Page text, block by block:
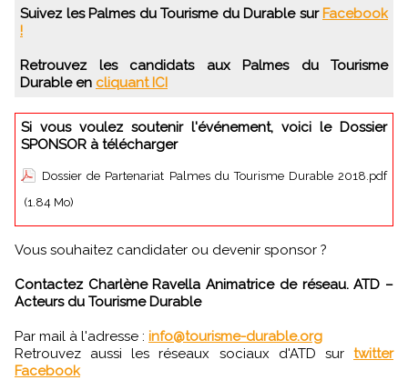
Suivez les Palmes du Tourisme du Durable sur Facebook
!
Retrouvez les candidats aux Palmes du Tourisme
Durable en cliquant ICI
Si vous voulez soutenir l'événement, voici le Dossier
SPONSOR à télécharger
Dossier de Partenariat Palmes du Tourisme Durable 2018.pdf
(1.84 Mo)
Vous souhaitez candidater ou devenir sponsor ?
Contactez Charlène Ravella Animatrice de réseau. ATD –
Acteurs du Tourisme Durable
Par mail à l'adresse : info@tourisme-durable.org
Retrouvez aussi les réseaux sociaux d'ATD sur twitter
Facebook